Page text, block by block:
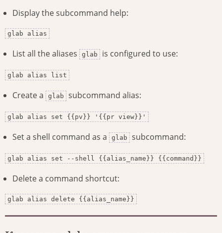
Display the subcommand help:
glab alias
List all the aliases glab is configured to use:
glab alias list
Create a glab subcommand alias:
glab alias set {{pv}} '{{pr view}}'
Set a shell command as a glab subcommand:
glab alias set --shell {{alias_name}} {{command}}
Delete a command shortcut:
glab alias delete {{alias_name}}